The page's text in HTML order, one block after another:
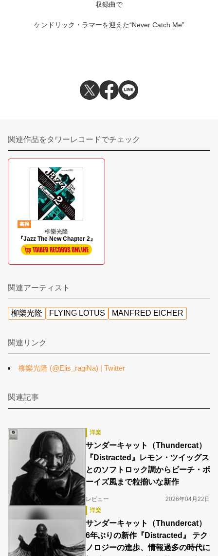
収録曲で
ケンドリック・ラマーを迎えた“Never Catch Me”
関連作品をタワーレコードでチェック
書籍
柳樂光隆
『Jazz The New Chapter 2』
関連アーティスト
柳樂光隆 FLYING LOTUS MANFRED EICHER
関連リンク
柳樂光隆 (@Elis_ragiNa) | Twitter
関連記事
洋楽
サンダーキャット（Thundercat）
『Distracted』レモン・ツイッグス
とのソフトロック調からビーチ・ボ
ーイズ風まで粒揃いな新作
レビュー
2026年04月22日
洋楽
サンダーキャット（Thundercat）
6年ぶりの新作『Distracted』 テク
ノロジーの進歩、情報過多の時代に